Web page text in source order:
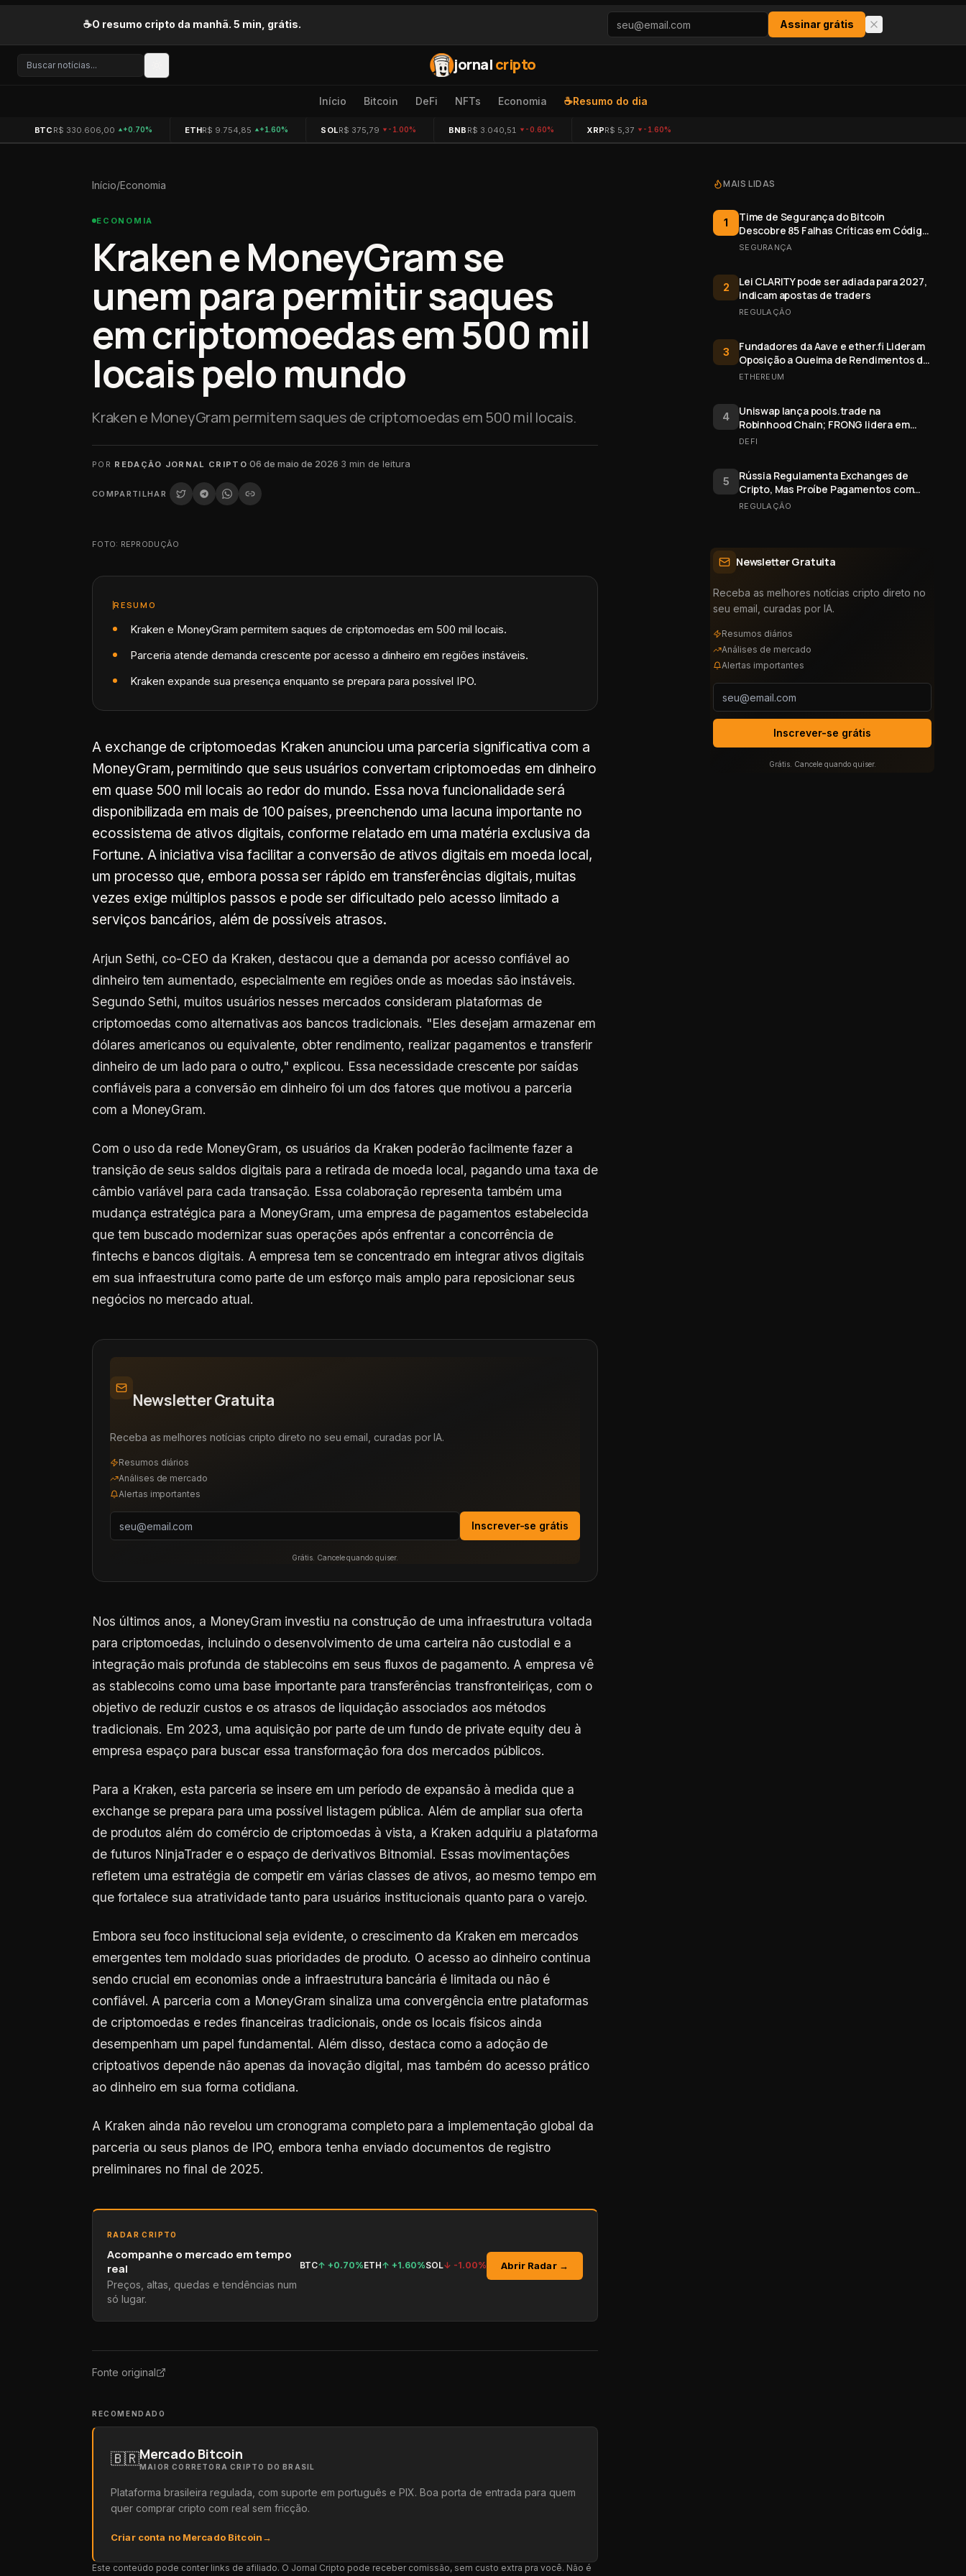
☕ O resumo cripto da manhã. 5 min, grátis. Assinar grátis
jornalcripto
Início Bitcoin DeFi NFTs Economia ☕ Resumo do dia
BTC R$ 330.606,00 +0.70% ETHR$ 9.754,85 +1.60% SOL R$ 375,79 -1.00% BNB R$ 3.040,51 -0.60% XRPR$ 5,37 -1.60%
Início /Economia
ECONOMIA
Kraken e MoneyGram se
unem para permitir saques
em criptomoedas em 500 mil
locais pelo mundo
Kraken e MoneyGram permitem saques de criptomoedas em 500 mil locais.
POR REDAÇÃO JORNAL CRIPTO 06 de maio de 2026 3 min de leitura
COMPARTILHAR
FOTO: REPRODUÇÃO
RESUMO
Kraken e MoneyGram permitem saques de criptomoedas em 500 mil locais.
Parceria atende demanda crescente por acesso a dinheiro em regiões instáveis.
Kraken expande sua presença enquanto se prepara para possível IPO.
A exchange de criptomoedas Kraken anunciou uma parceria significativa com a
MoneyGram, permitindo que seus usuários convertam criptomoedas em dinheiro
em quase 500 mil locais ao redor do mundo. Essa nova funcionalidade será
disponibilizada em mais de 100 países, preenchendo uma lacuna importante no
ecossistema de ativos digitais, conforme relatado em uma matéria exclusiva da
Fortune. A iniciativa visa facilitar a conversão de ativos digitais em moeda local,
um processo que, embora possa ser rápido em transferências digitais, muitas
vezes exige múltiplos passos e pode ser dificultado pelo acesso limitado a
serviços bancários, além de possíveis atrasos.
Arjun Sethi, co-CEO da Kraken, destacou que a demanda por acesso confiável ao
dinheiro tem aumentado, especialmente em regiões onde as moedas são instáveis.
Segundo Sethi, muitos usuários nesses mercados consideram plataformas de
criptomoedas como alternativas aos bancos tradicionais. "Eles desejam armazenar em
dólares americanos ou equivalente, obter rendimento, realizar pagamentos e transferir
dinheiro de um lado para o outro," explicou. Essa necessidade crescente por saídas
confiáveis para a conversão em dinheiro foi um dos fatores que motivou a parceria
com a MoneyGram.
Com o uso da rede MoneyGram, os usuários da Kraken poderão facilmente fazer a
transição de seus saldos digitais para a retirada de moeda local, pagando uma taxa de
câmbio variável para cada transação. Essa colaboração representa também uma
mudança estratégica para a MoneyGram, uma empresa de pagamentos estabelecida
que tem buscado modernizar suas operações após enfrentar a concorrência de
fintechs e bancos digitais. A empresa tem se concentrado em integrar ativos digitais
em sua infraestrutura como parte de um esforço mais amplo para reposicionar seus
negócios no mercado atual.
Newsletter Gratuita
Receba as melhores notícias cripto direto no seu email, curadas por IA.
Resumos diários
Análises de mercado
Alertas importantes
Inscrever-se grátis
Grátis. Cancele quando quiser.
Nos últimos anos, a MoneyGram investiu na construção de uma infraestrutura voltada
para criptomoedas, incluindo o desenvolvimento de uma carteira não custodial e a
integração mais profunda de stablecoins em seus fluxos de pagamento. A empresa vê
as stablecoins como uma base importante para transferências transfronteiriças, com o
objetivo de reduzir custos e os atrasos de liquidação associados aos métodos
tradicionais. Em 2023, uma aquisição por parte de um fundo de private equity deu à
empresa espaço para buscar essa transformação fora dos mercados públicos.
Para a Kraken, esta parceria se insere em um período de expansão à medida que a
exchange se prepara para uma possível listagem pública. Além de ampliar sua oferta
de produtos além do comércio de criptomoedas à vista, a Kraken adquiriu a plataforma
de futuros NinjaTrader e o espaço de derivativos Bitnomial. Essas movimentações
refletem uma estratégia de competir em várias classes de ativos, ao mesmo tempo em
que fortalece sua atratividade tanto para usuários institucionais quanto para o varejo.
Embora seu foco institucional seja evidente, o crescimento da Kraken em mercados
emergentes tem moldado suas prioridades de produto. O acesso ao dinheiro continua
sendo crucial em economias onde a infraestrutura bancária é limitada ou não é
confiável. A parceria com a MoneyGram sinaliza uma convergência entre plataformas
de criptomoedas e redes financeiras tradicionais, onde os locais físicos ainda
desempenham um papel fundamental. Além disso, destaca como a adoção de
criptoativos depende não apenas da inovação digital, mas também do acesso prático
ao dinheiro em sua forma cotidiana.
A Kraken ainda não revelou um cronograma completo para a implementação global da
parceria ou seus planos de IPO, embora tenha enviado documentos de registro
preliminares no final de 2025.
RADAR CRIPTO
Acompanhe o mercado em tempo
real
Preços, altas, quedas e tendências num
só lugar.
BTC ↑ +0.70% ETH ↑ +1.60% SOL ↓ -1.00% Abrir Radar →
Fonte original
RECOMENDADO
🇧🇷Mercado Bitcoin
MAIOR CORRETORA CRIPTO DO BRASIL
Plataforma brasileira regulada, com suporte em português e PIX. Boa porta de entrada para quem
quer comprar cripto com real sem fricção.
Criar conta no Mercado Bitcoin
Este conteúdo pode conter links de afiliado. O Jornal Cripto pode receber comissão, sem custo extra pra você. Não é
MAIS LIDAS
1
Time de Segurança do Bitcoin
Descobre 85 Falhas Críticas em Código
SEGURANÇA
2
Lei CLARITY pode ser adiada para 2027,
indicam apostas de traders
REGULAÇÃO
3
Fundadores da Aave e ether.fi Lideram
Oposição a Queima de Rendimentos de
Staking do Ethereum
ETHEREUM
4
Uniswap lança pools.trade na
Robinhood Chain; FRONG lidera em
DEFI
5
Rússia Regulamenta Exchanges de
Cripto, Mas Proíbe Pagamentos com
Bitcoin
REGULAÇÃO
Newsletter Gratuita
Receba as melhores notícias cripto direto no
seu email, curadas por IA.
Resumos diários
Análises de mercado
Alertas importantes
Inscrever-se grátis
Grátis. Cancele quando quiser.